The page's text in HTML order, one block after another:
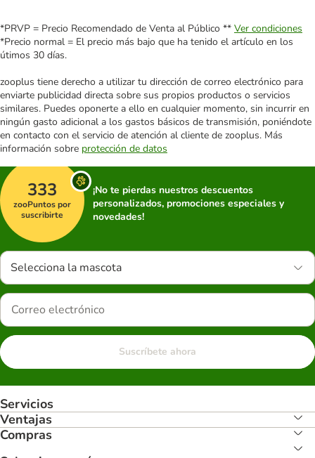
*PRVP = Precio Recomendado de Venta al Público ** Ver condiciones
*Precio normal = El precio más bajo que ha tenido el artículo en los
útimos 30 días.
zooplus tiene derecho a utilizar tu dirección de correo electrónico para
enviarte publicidad directa sobre sus propios productos o servicios
similares. Puedes oponerte a ello en cualquier momento, sin incurrir en
ningún gasto adicional a los gastos básicos de transmisión, poniéndote
en contacto con el servicio de atención al cliente de zooplus. Más
información sobre protección de datos
333
zooPuntos por
suscribirte
¡No te pierdas nuestros descuentos
personalizados, promociones especiales y
novedades!
Selecciona la mascota
Suscríbete ahora
Servicios
Ventajas
Compras